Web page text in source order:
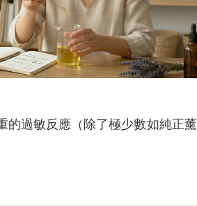
過敏反應（除了極少數如純正